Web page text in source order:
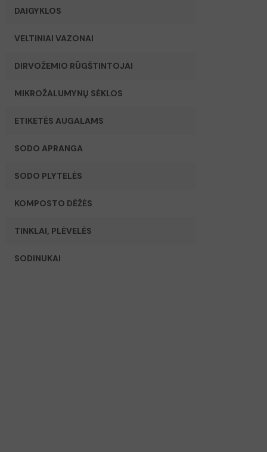
DAIGYKLOS
VELTINIAI VAZONAI
DIRVOŽEMIO RŪGŠTINTOJAI
MIKROŽALUMYNŲ SĖKLOS
ETIKETĖS AUGALAMS
SODO APRANGA
SODO PLYTELĖS
KOMPOSTO DĖŽĖS
TINKLAI, PLĖVELĖS
SODINUKAI